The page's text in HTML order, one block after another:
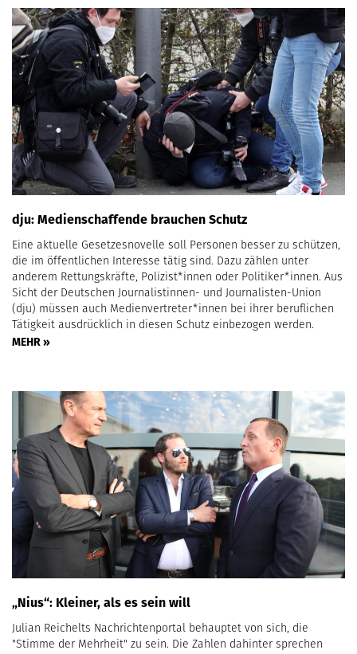
dju: Medienschaffende brauchen Schutz
Eine aktuelle Gesetzesnovelle soll Personen besser zu schützen,
die im öffentlichen Interesse tätig sind. Dazu zählen unter
anderem Rettungskräfte, Polizist*innen oder Politiker*innen. Aus
Sicht der Deutschen Journalistinnen- und Journalisten-Union
(dju) müssen auch Medienvertreter*innen bei ihrer beruflichen
Tätigkeit ausdrücklich in diesen Schutz einbezogen werden.
MEHR »
„Nius“: Kleiner, als es sein will
Julian Reichelts Nachrichtenportal behauptet von sich, die
"Stimme der Mehrheit" zu sein. Die Zahlen dahinter sprechen